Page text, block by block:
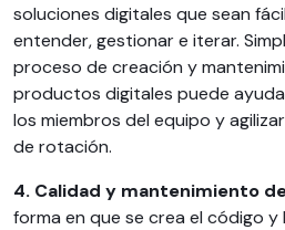
soluciones digitales que sean
entender, gestionar e iterar.
proceso de creación y
productos digitales puede
los miembros del equipo y
de rotación.
4. Calidad y mantenimiento
forma en que se crea el código y